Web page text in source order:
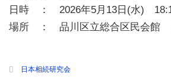
日時 ： 2026年5月13日(水)
場所 ： 品川区立総合区民会館
日本相続研究会